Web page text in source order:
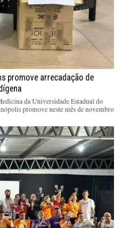
promove arrecadação de
da Universidade Estadual do
promove neste mês de novembro